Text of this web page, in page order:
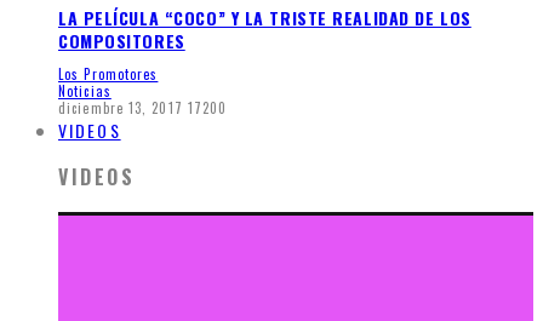
LA PELÍCULA “COCO” Y LA TRISTE REALIDAD DE LOS
COMPOSITORES
Los Promotores
Noticias
diciembre 13, 2017 17200
VIDEOS
VIDEOS